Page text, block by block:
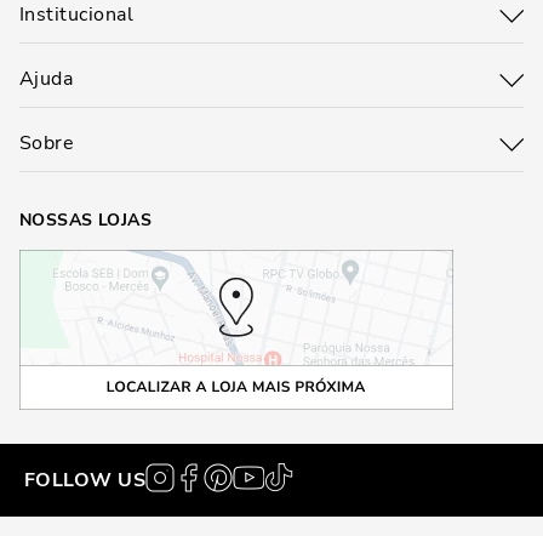
Institucional
Ajuda
Sobre
NOSSAS LOJAS
FOLLOW US